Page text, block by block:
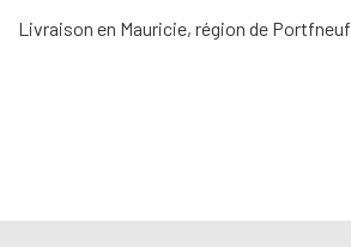
Livraison en Mauricie, région de Portfneuf